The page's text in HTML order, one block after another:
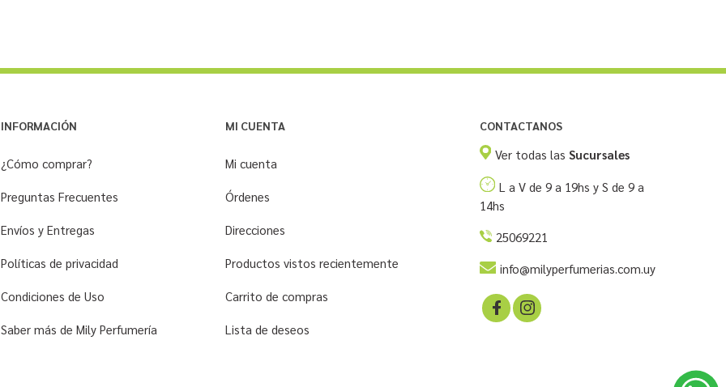
INFORMACIÓN
¿Cómo comprar?
Preguntas Frecuentes
Envíos y Entregas
Políticas de privacidad
Condiciones de Uso
Saber más de Mily Perfumería
MI CUENTA
Mi cuenta
Órdenes
Direcciones
Productos vistos recientemente
Carrito de compras
Lista de deseos
CONTACTANOS
Ver todas las Sucursales
L a V de 9 a 19hs y S de 9 a
14hs
25069221
info@milyperfumerias.com.uy